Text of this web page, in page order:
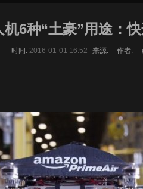
机6种“土豪”用途：
时间: 2016-01-01 16:52 来源: 作者: